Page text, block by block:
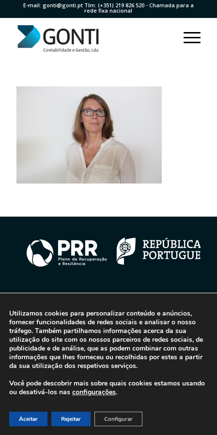
E-mail: gonti@gonti.ptTlm: (+351) 219 826 520- Chamada para a
rede fixa nacional
Livro de Reclamações
Utilizamos cookies para personalizar conteúdo e anúncios,
fornecer funcionalidades de redes sociais e analisar o nosso
tráfego. Também partilhamos informações acerca da sua
utilização do site com os nossos parceiros de redes sociais, de
publicidade e de análise, que as podem combinar com outras
informações que lhes forneceu ou recolhidas por estes a partir
da sua utilização dos respetivos serviços.
Você pode descobrir mais sobre quais cookies estamos usando
ou desativá-los nas configurações.
Aceitar Rejeitar Configurar